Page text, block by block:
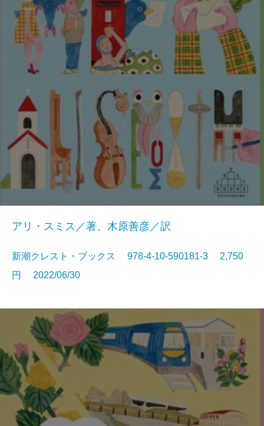
アリ・スミス／著、木原善彦／訳
新潮クレスト・ブックス 978-4-10-590181-3 2,750
円 2022/06/30